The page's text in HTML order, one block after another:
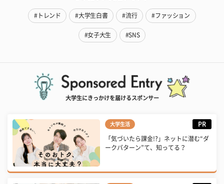
#トレンド #大学生白書 #流行 #ファッション
#女子大生 #SNS
大学生にきっかけを届けるスポンサー
大学生活 PR
「気づいたら課金!?」ネットに潜む“ダ
ークパターン”て、知ってる？